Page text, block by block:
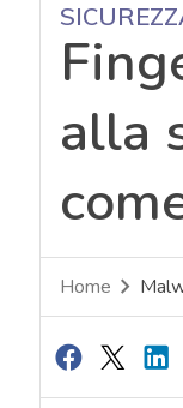
alla
Home